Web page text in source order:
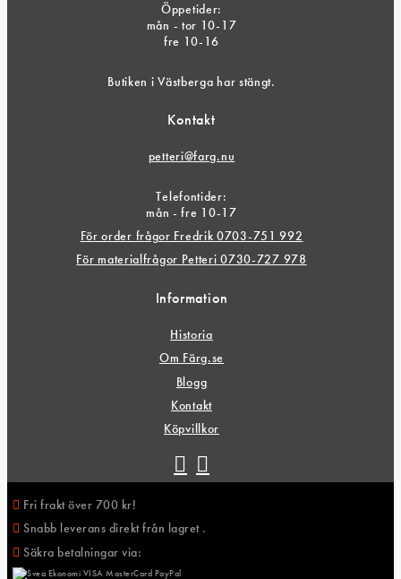
Öppetider:
mån - tor 10-17
fre 10-16
Butiken i Västberga har stängt.
Kontakt
petteri@farg.nu
Telefontider:
mån - fre 10-17
För order frågor Fredrik 0703-751 992
För materialfrågor Petteri 0730-727 978
Information
Historia
Om Färg.se
Blogg
Kontakt
Köpvillkor
Fri frakt över 700 kr!
Snabb leverans direkt från lagret .
Säkra betalningar via: